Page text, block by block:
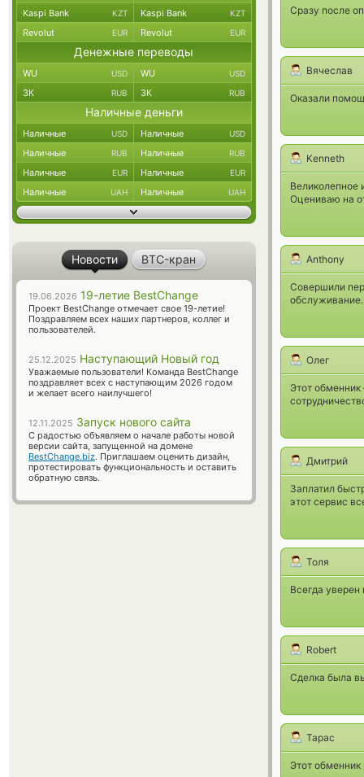
Сразу после
Вячеслав
Оказали
Kenneth
Великолепное
Оцениваю на
Anthony
Совершили
обслуживание.
Олег
Этот
Дмитрий
Заплатил
этот сервис
Толя
Всегда
Robert
Сделка была
Тарас
Этот обменник
Kaspi Bank KZT Kaspi Bank KZT
Revolut EUR Revolut EUR
Денежные переводы
WU USD WU USD
ЗК RUB ЗК RUB
Наличные деньги
Наличные USD Наличные USD
Наличные RUB Наличные RUB
Наличные EUR Наличные EUR
Наличные UAH Наличные UAH
Новости BTC-кран
19.06.2026 19-летие BestChange
Проект BestChange отмечает свое 19-летие!
Поздравляем всех наших партнеров, коллег и
пользователей.
25.12.2025 Наступающий Новый год
Уважаемые пользователи! Команда BestChange
поздравляет всех с наступающим 2026 годом
и желает всего наилучшего!
12.11.2025 Запуск нового сайта
С радостью объявляем о начале работы новой
версии сайта, запущенной на домене
BestChange.biz. Приглашаем оценить дизайн,
протестировать функциональность и оставить
обратную связь.